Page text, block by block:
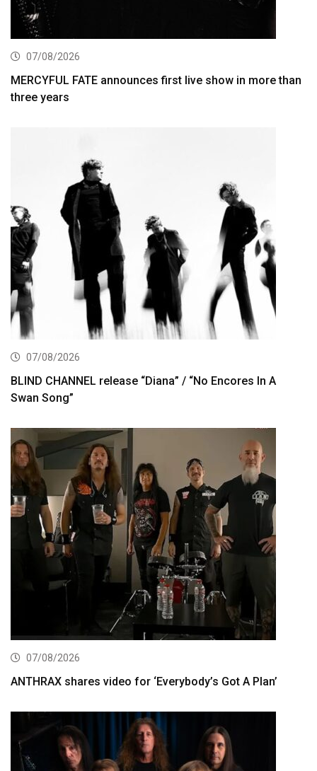
07/08/2026
MERCYFUL FATE announces first live show in more than
three years
07/08/2026
BLIND CHANNEL release “Diana” / “No Encores In A
Swan Song”
07/08/2026
ANTHRAX shares video for ‘Everybody’s Got A Plan’